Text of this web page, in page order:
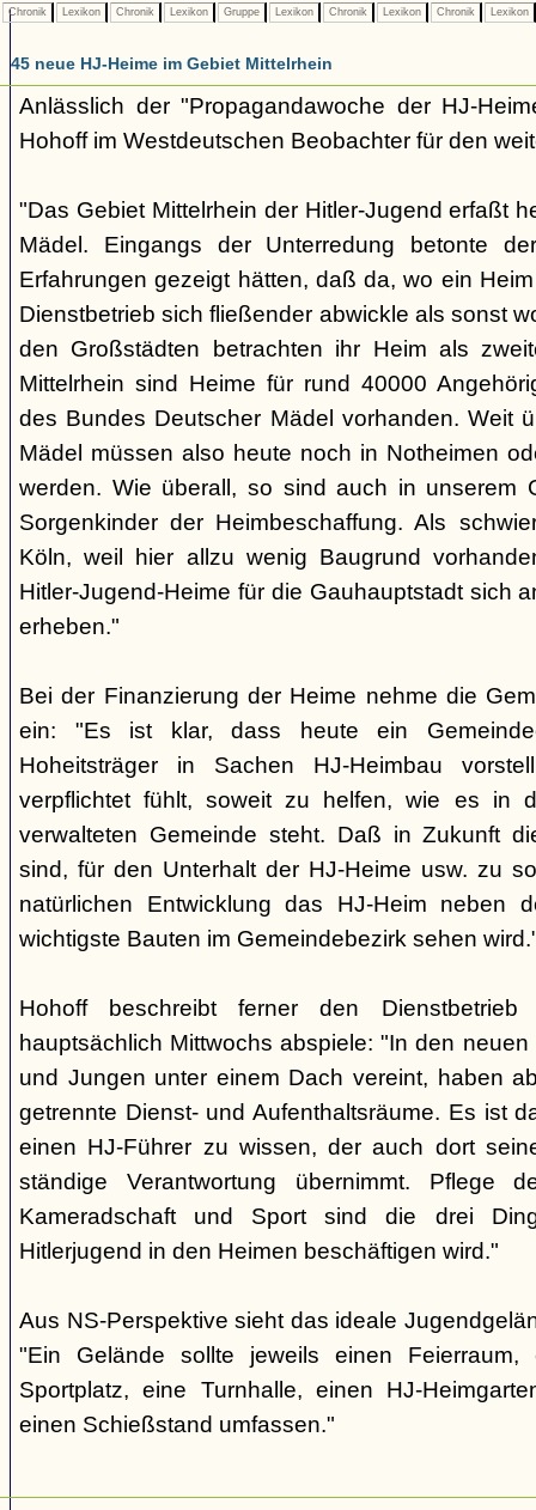
Chronik Lexikon Chronik Lexikon Gruppe Lexikon Chronik Lexikon Chronik Lexikon
45 neue HJ-Heime im Gebiet Mittelrhein
Anlässlich der "Propagandawoche der HJ-
Hohoff im Westdeutschen Beobachter für den
"Das Gebiet Mittelrhein der Hitler-Jugend erfaßt
Mädel. Eingangs der Unterredung betonte
Erfahrungen gezeigt hätten, daß da, wo ein
Dienstbetrieb sich fließender abwickle als sonst
den Großstädten betrachten ihr Heim als
Mittelrhein sind Heime für rund 40000
des Bundes Deutscher Mädel vorhanden. Weit
Mädel müssen also heute noch in Notheimen
werden. Wie überall, so sind auch in unserem
Sorgenkinder der Heimbeschaffung. Als
Köln, weil hier allzu wenig Baugrund
Hitler-Jugend-Heime für die Gauhauptstadt sich
erheben."
Bei der Finanzierung der Heime nehme die
ein: "Es ist klar, dass heute ein
Hoheitsträger in Sachen HJ-Heimbau
verpflichtet fühlt, soweit zu helfen, wie es in
verwalteten Gemeinde steht. Daß in Zukunft
sind, für den Unterhalt der HJ-Heime usw. zu
natürlichen Entwicklung das HJ-Heim neben
wichtigste Bauten im Gemeindebezirk sehen
Hohoff beschreibt ferner den
hauptsächlich Mittwochs abspiele: "In den
und Jungen unter einem Dach vereint, haben
getrennte Dienst- und Aufenthaltsräume. Es ist
einen HJ-Führer zu wissen, der auch dort
ständige Verantwortung übernimmt. Pflege
Kameradschaft und Sport sind die drei
Hitlerjugend in den Heimen beschäftigen wird."
Aus NS-Perspektive sieht das ideale
"Ein Gelände sollte jeweils einen Feierraum,
Sportplatz, eine Turnhalle, einen HJ-
einen Schießstand umfassen."